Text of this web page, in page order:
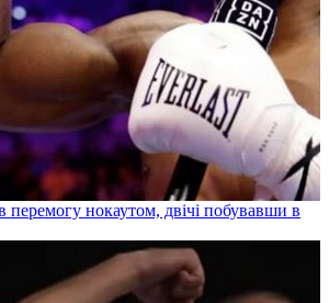
перемогу нокаутом, двічі побувавши в